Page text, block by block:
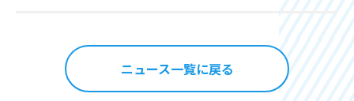
ニュース一覧に戻る